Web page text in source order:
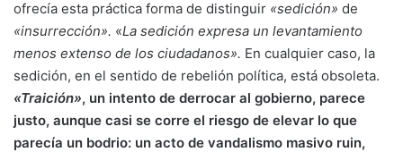
ofrecía esta práctica forma de distinguir «sedición» de
«insurrección». «La sedición expresa un levantamiento
menos extenso de los ciudadanos». En cualquier caso, la
sedición, en el sentido de rebelión política, está obsoleta.
«Traición», un intento de derrocar al gobierno, parece
justo, aunque casi se corre el riesgo de elevar lo que
parecía un bodrio: un acto de vandalismo masivo ruin,